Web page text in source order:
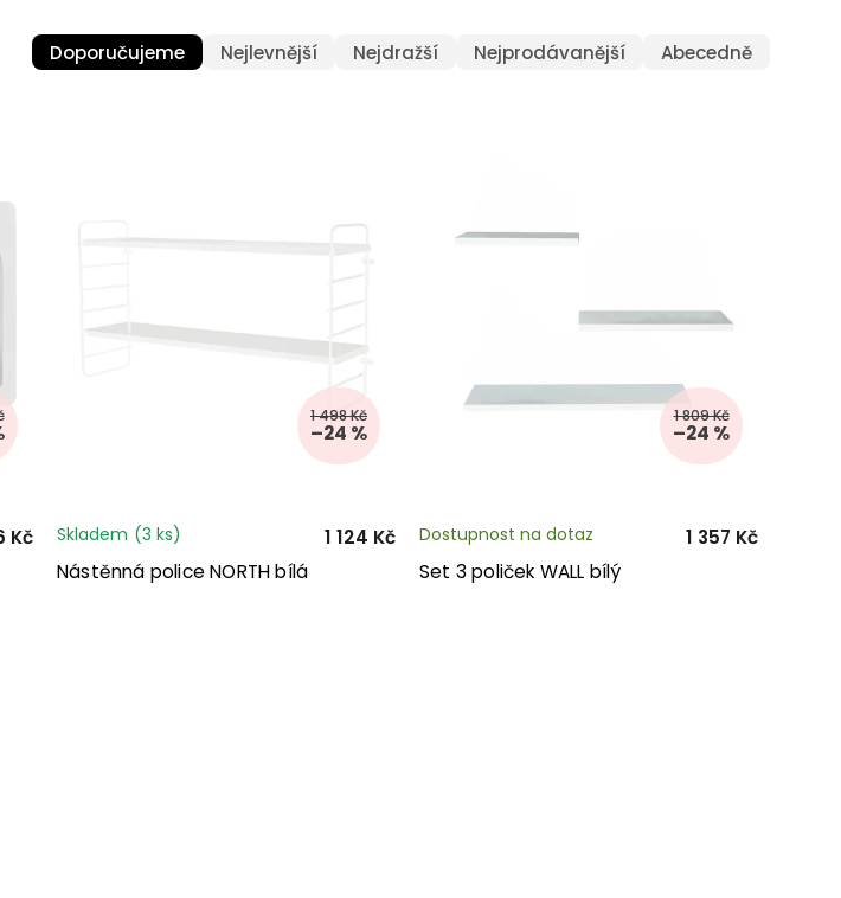
Doporučujeme Nejlevnější Nejdražší Nejprodávanější Abecedně
Kč
1 498 Kč
–24 %
Nástěnná police NORTH bílá
Skladem (3 ks) 1 124 Kč
1 809 Kč
–24 %
Set 3 poliček WALL bílý
Dostupnost na dotaz 1 357 Kč